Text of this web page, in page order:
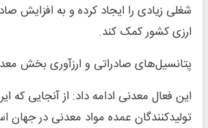
شغلی زیادی را ایجاد کرده و به افزایش
ارزی کشور کمک کند.
پتانسیل‌های صادراتی و ارزآوری بخش
این فعال معدنی ادامه داد: از آنجایی که
تولیدکنندگان عمده مواد معدنی در جهان